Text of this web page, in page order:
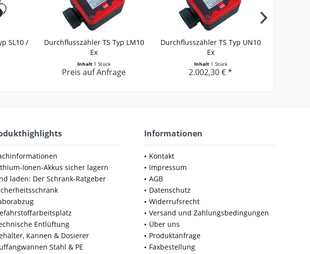
SL10 /
Durchflusszähler TS Typ LM10
Ex
Inhalt 1 Stück
Preis auf Anfrage
Durchflusszähler TS Typ UN10
Ex
Inhalt 1 Stück
2.002,30 € *
Ionen-Akkus sicher lagern
laden: Der Schrank-Ratgeber
Entlüftung
Kannen & Dosierer
Stahl & PE
Informationen
Kontakt
Impressum
AGB
Datenschutz
Widerrufsrecht
Versand und Zahlungsbedingungen
Über uns
Produktanfrage
Faxbestellung